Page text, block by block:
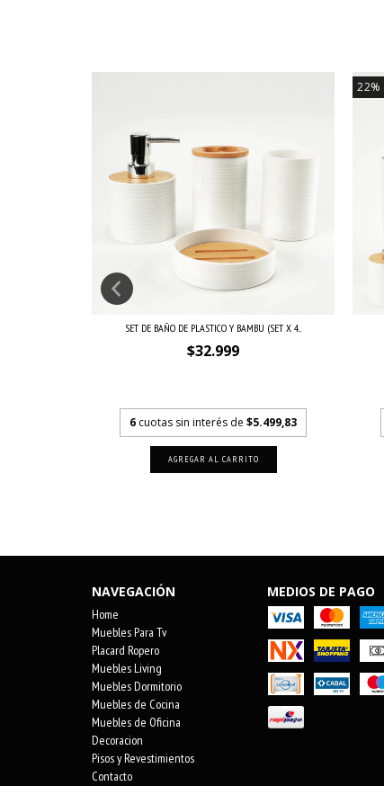
SET DE BAÑO DE PLASTICO Y BAMBU (SET X 4...
$32.999
6 cuotas sin interés de $5.499,83
22%
NAVEGACIÓN
Home
Muebles Para Tv
Placard Ropero
Muebles Living
Muebles Dormitorio
Muebles de Cocina
Muebles de Oficina
Decoracion
Pisos y Revestimientos
Contacto
MEDIOS DE PAGO